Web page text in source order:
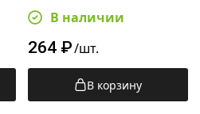
38х38см, голубая, 169889
В наличии
264 ₽/шт.
В корзину